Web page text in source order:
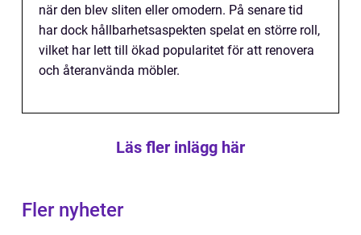
när den blev sliten eller omodern. På senare tid
har dock hållbarhetsaspekten spelat en större roll,
vilket har lett till ökad popularitet för att renovera
och återanvända möbler.
Läs fler inlägg här
Fler nyheter